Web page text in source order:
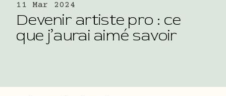
Devenir artiste pro : ce
que j’aurai aimé savoir
11 Mar 2024